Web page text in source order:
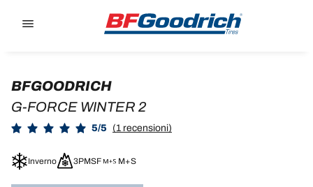
BFGOODRICH
G-FORCE WINTER 2
5/5 (1 recensioni)
Inverno 3PMSF M+S